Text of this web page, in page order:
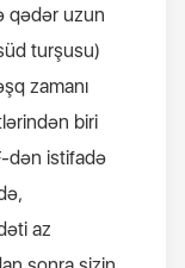
qədər uzun
turşusu)
zamanı
biri
dən istifadə
az